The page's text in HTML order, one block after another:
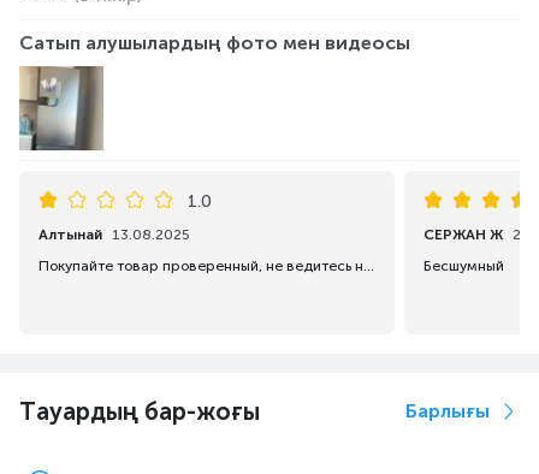
Сатып алушылардың фото мен видеосы
1.0
Алтынай
13.08.2025
Покупайте товар проверенный, не ведитесь на предложение консультантов
СЕРЖАН Ж
Бесшумный
Тауардың бар-жоғы Барлығы